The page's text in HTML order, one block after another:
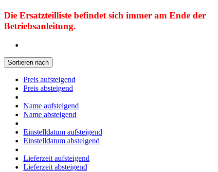
Die Ersatzteilliste befindet sich immer am Ende der
Betriebsanleitung.
Sortieren nach
Preis aufsteigend
Preis absteigend
Name aufsteigend
Name absteigend
Einstelldatum aufsteigend
Einstelldatum absteigend
Lieferzeit aufsteigend
Lieferzeit absteigend